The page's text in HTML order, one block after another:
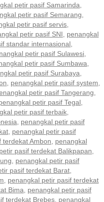
petir pasif Samarinda,
petir pasif Semarang,
petir pasif servis,
petir pasif SNI, penangkal
standar internasional,
petir pasif Sulawesi,
petir pasif Sumbawa,
petir pasif Surabaya,
, penangkal petir pasif system,
petir pasif Tangerang,
petir pasif Tegal,
petir pasif terbaik,
, penangkal petir pasif
, penangkal petir pasif
terdekat Ambon, penangkal
pasif terdekat Balikpapan,
, penangkal petir pasif
pasif terdekat Barat,
, penangkal petir pasif terdekat
Bima, penangkal petir pasif
terdekat Brebes, penangkal